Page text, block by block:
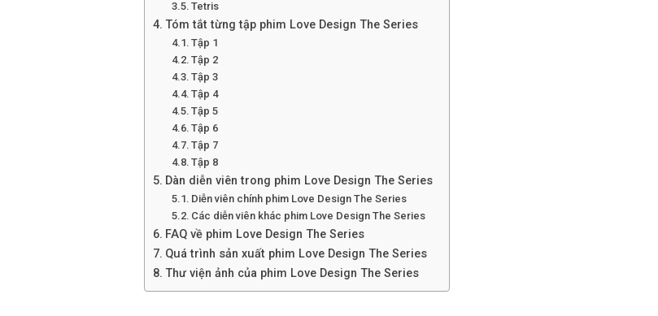
Tetris
Tóm tắt từng tập phim Love Design The Series
Tập 1
Tập 2
Tập 3
Tập 4
Tập 5
Tập 6
Tập 7
Tập 8
Dàn diễn viên trong phim Love Design The Series
Diễn viên chính phim Love Design The Series
Các diễn viên khác phim Love Design The Series
FAQ về phim Love Design The Series
Quá trình sản xuất phim Love Design The Series
Thư viện ảnh của phim Love Design The Series